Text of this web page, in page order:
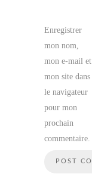
Enregistrer
mon nom,
mon e-mail et
mon site dans
le navigateur
pour mon
prochain
commentaire.